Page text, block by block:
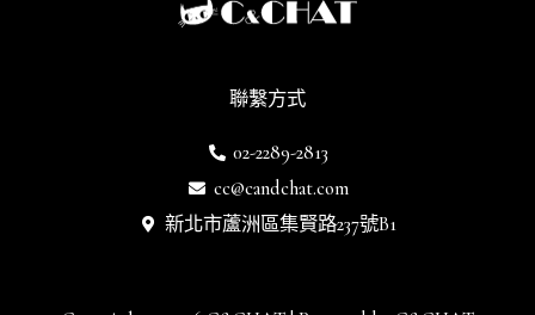
聯繫方式
02-2289-2813
cc@candchat.com
新北市蘆洲區集賢路237號B1